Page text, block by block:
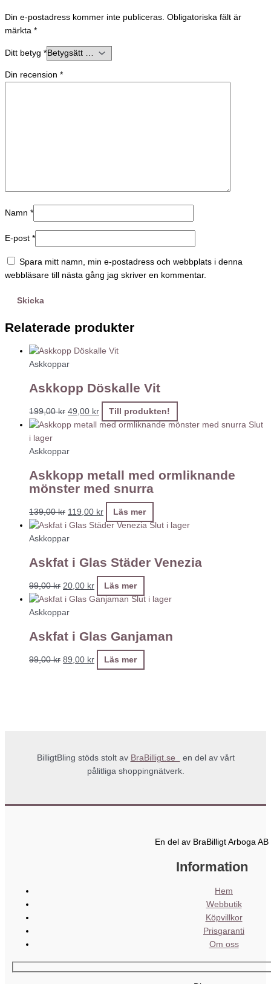
Din e-postadress kommer inte publiceras. Obligatoriska fält är
märkta *
Ditt betyg *
Din recension *
Namn *
E-post *
Spara mitt namn, min e-postadress och webbplats i denna
webbläsare till nästa gång jag skriver en kommentar.
Relaterade produkter
Askkoppar
Askkopp Döskalle Vit
199,00kr 49,00 kr Till produkten!
Slut
i lager
Askkoppar
Askkopp metall med ormliknande
mönster med snurra
139,00kr 119,00 kr Läs mer
Slut i lager
Askkoppar
Askfat i Glas Städer Venezia
99,00kr 20,00 kr Läs mer
Slut i lager
Askkoppar
Askfat i Glas Ganjaman
99,00kr 89,00 kr Läs mer
BilligtBling stöds stolt av BraBilligt.se
en del av vårt
pålitliga shoppingnätverk.
En del av BraBilligt Arboga AB
Information
Hem
Webbutik
Köpvillkor
Prisgaranti
Om oss